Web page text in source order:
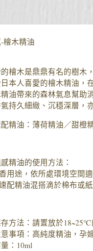
檜木精油
檜木是鼎鼎有名的樹木
本人喜愛的檜木精油，
油帶來的森林氣息幫助
持久細緻、沉穩深層，
精油：薄荷精油／甜橙
精油的使用方法：
用途，依所處環境空間
配精油混搭滴於棉布或
方法：請置放於18~25℃
事項：高純度精油，孕
：10ml